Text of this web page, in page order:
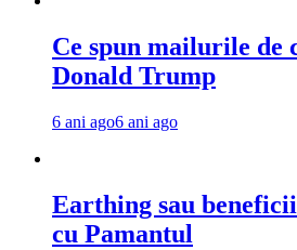
Ce spun mailurile de
Donald Trump
6 ani ago6 ani ago
Earthing sau
cu Pamantul